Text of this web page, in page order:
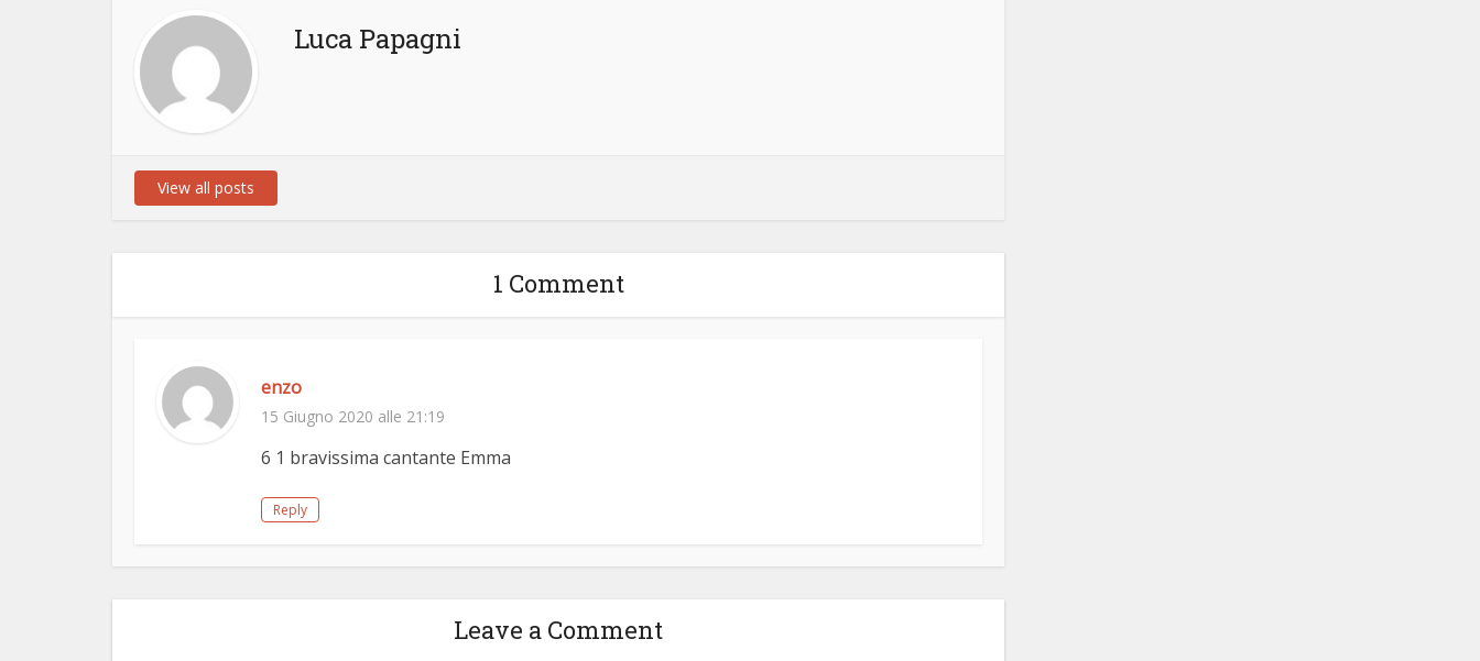
Luca Papagni
View all posts
1 Comment
enzo
15 Giugno 2020 alle 21:19
6 1 bravissima cantante Emma
Reply
Leave a Comment